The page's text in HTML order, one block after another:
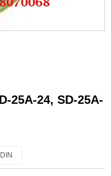
25A-24, SD-25A-